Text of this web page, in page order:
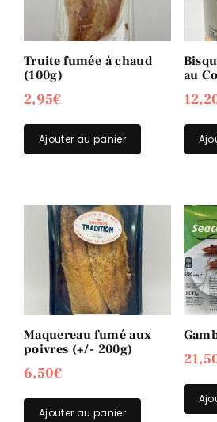
Truite fumée à chaud
(100g)
2,95€
Ajouter au panier
au
Maquereau fumé aux
poivres (+/- 200g)
6,50€
Ajouter au panier